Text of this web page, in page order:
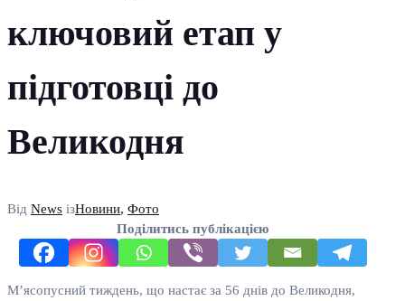
ключовий етап у
підготовці до
Великодня
Від News ізНовини, Фото
Поділитись публікацією
М’ясопусний тиждень, що настає за 56 днів до Великодня,